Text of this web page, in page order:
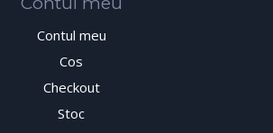
Contul meu
Cos
Checkout
Stoc